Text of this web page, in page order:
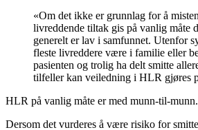
«Om det ikke er grunnlag for å
livreddende tiltak gis på vanlig måte
generelt er lav i samfunnet. Utenfor
fleste livreddere være i familie eller
pasienten og trolig ha delt smitte
tilfeller kan veiledning i HLR gjøres
HLR på vanlig måte er med munn-til-munn.
Dersom det vurderes å være risiko for